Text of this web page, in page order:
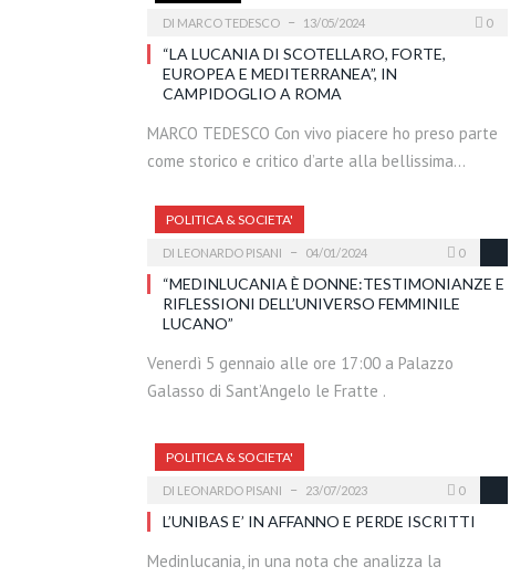
DI MARCO TEDESCO 13/05/2024 0
“LA LUCANIA DI SCOTELLARO, FORTE,
EUROPEA E MEDITERRANEA”, IN
CAMPIDOGLIO A ROMA
MARCO TEDESCO Con vivo piacere ho preso parte
come storico e critico d’arte alla bellissima…
POLITICA & SOCIETA'
DI LEONARDO PISANI 04/01/2024 0
“MEDINLUCANIA È DONNE:TESTIMONIANZE E
RIFLESSIONI DELL’UNIVERSO FEMMINILE
LUCANO”
Venerdì 5 gennaio alle ore 17:00 a Palazzo
Galasso di Sant’Angelo le Fratte .
POLITICA & SOCIETA'
DI LEONARDO PISANI 23/07/2023 0
L’UNIBAS E’ IN AFFANNO E PERDE ISCRITTI
Medinlucania, in una nota che analizza la